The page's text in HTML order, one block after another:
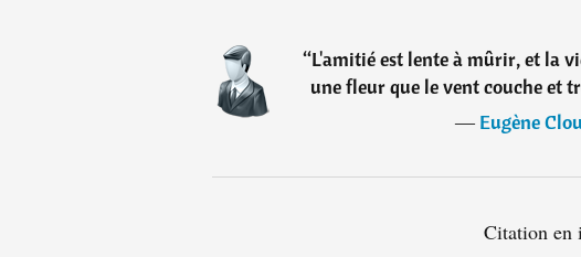
“L'amitié est lente à mûrir, et la
une fleur que le vent couche et
―Eugène
Citation en